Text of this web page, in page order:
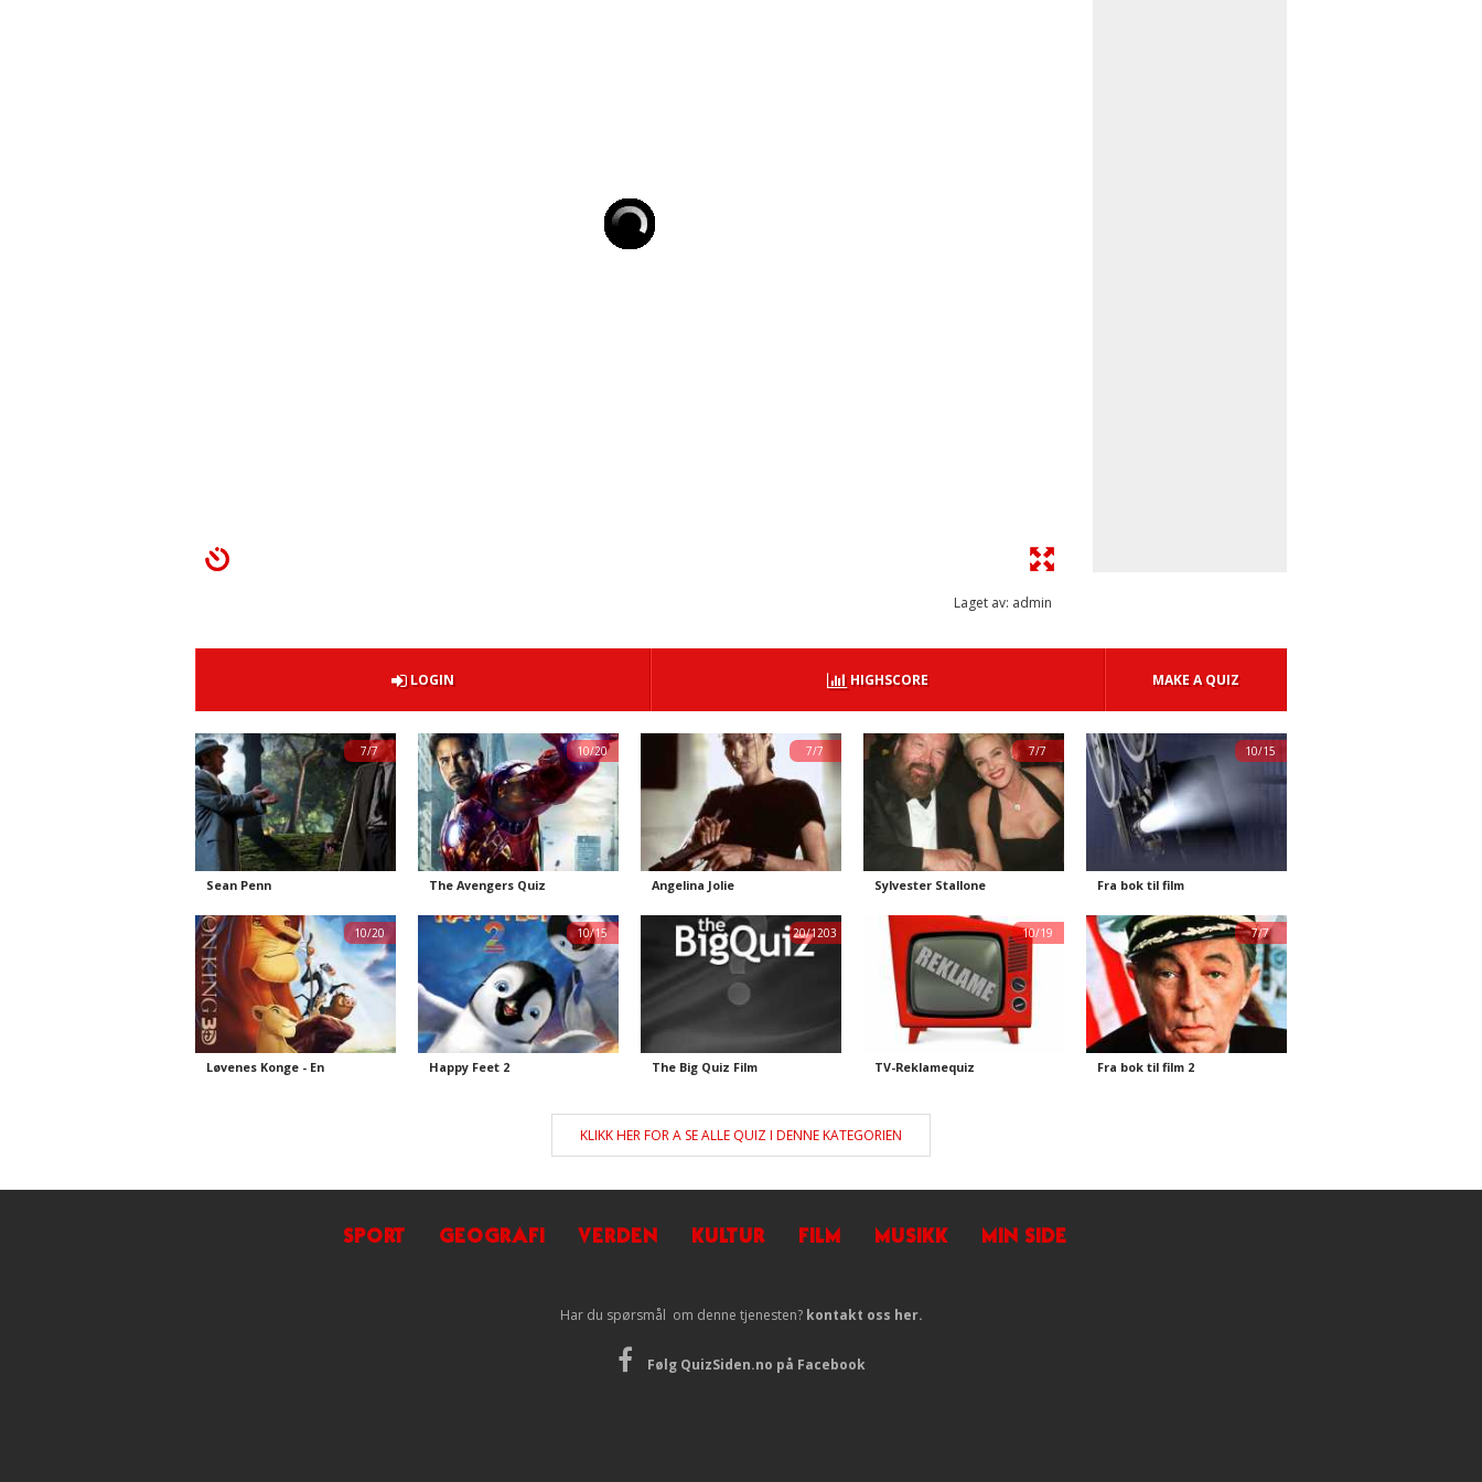
Laget av: admin
LOGIN HIGHSCORE MAKE A QUIZ
Sean Penn
7/7
The Avengers Quiz
10/20
Angelina Jolie
7/7
Sylvester Stallone
7/7
Fra bok til film
10/15
Løvenes Konge - En
10/20
Happy Feet 2
10/15
The Big Quiz Film
20/1203
TV-Reklamequiz
10/19
Fra bok til film 2
7/7
KLIKK HER FOR A SE ALLE QUIZ I DENNE KATEGORIEN
SPORT GEOGRAFI VERDEN KULTUR FILM MUSIKK MIN SIDE
Har du spørsmål om denne tjenesten? kontakt oss her.
Følg QuizSiden.no på Facebook